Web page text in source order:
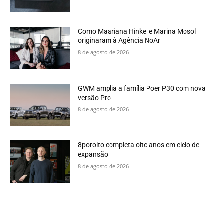
Como Maariana Hinkel e Marina Mosol
originaram à Agência NoAr
8 de agosto de 2026
GWM amplia a família Poer P30 com nova
versão Pro
8 de agosto de 2026
8poroito completa oito anos em ciclo de
expansão
8 de agosto de 2026